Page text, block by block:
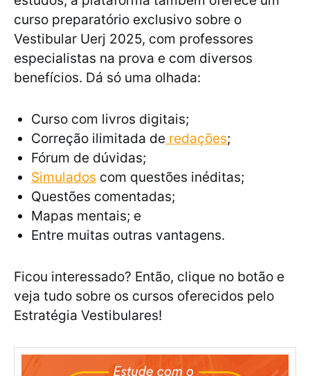
curso preparatório exclusivo sobre o
Vestibular Uerj 2025, com professores
especialistas na prova e com diversos
benefícios. Dá só uma olhada:
Curso com livros digitais;
Correção ilimitada de redações;
Fórum de dúvidas;
Simulados com questões inéditas;
Questões comentadas;
Mapas mentais; e
Entre muitas outras vantagens.
Ficou interessado? Então, clique no botão e
veja tudo sobre os cursos oferecidos pelo
Estratégia Vestibulares!